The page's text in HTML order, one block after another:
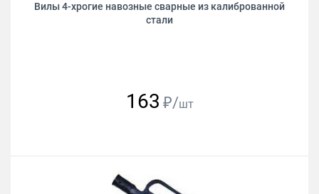
Вилы 4-хрогие навозные сварные из калиброванной
стали
163 ₽/шт